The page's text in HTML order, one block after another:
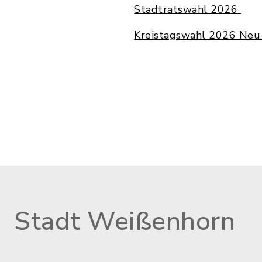
Stadtratswahl 2026
Kreistagswahl 2026
Stadt Weißenhorn